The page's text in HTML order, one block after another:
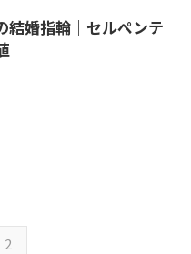
結婚指輪｜セルペンテ
2